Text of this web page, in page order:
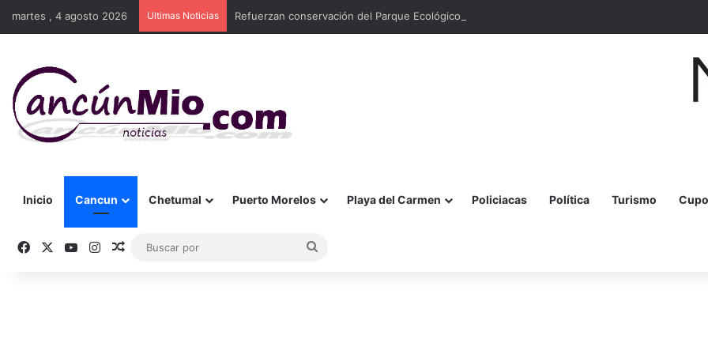
martes , 4 agosto 2026 Ultimas Noticias Refuerzan conservación del Parque Ecológico Estatal Kabah en Cancún
Inicio Cancun Chetumal Puerto Morelos Playa del Carmen Policiacas Política Turismo
FacebookYouTubeInstagram
Publicación al azar